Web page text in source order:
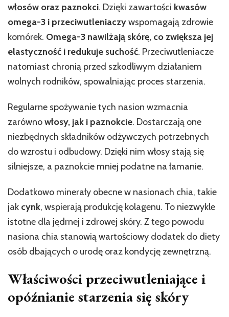
włosów oraz paznokci. Dzięki zawartości kwasów
omega-3 i przeciwutleniaczywspomagają zdrowie
komórek. Omega-3 nawilżają skórę, co zwiększa jej
elastyczność i redukuje suchość. Przeciwutleniacze
natomiast chronią przed szkodliwym działaniem
wolnych rodników, spowalniając proces starzenia.
Regularne spożywanie tych nasion wzmacnia
zarównowłosy, jak i paznokcie. Dostarczają one
niezbędnych składników odżywczych potrzebnych
do wzrostu i odbudowy. Dzięki nim włosy stają się
silniejsze, a paznokcie mniej podatne na łamanie.
Dodatkowo minerały obecne w nasionach chia, takie
jak cynk, wspierają produkcję kolagenu. To niezwykle
istotne dla jędrnej i zdrowej skóry. Z tego powodu
nasiona chia stanowią wartościowy dodatek do diety
osób dbających o urodę oraz kondycję zewnętrzną.
Właściwości przeciwutleniające i
opóźnianie starzenia się skóry